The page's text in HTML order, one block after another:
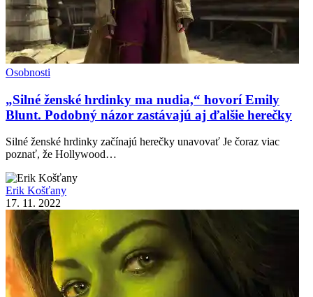
Osobnosti
„Silné ženské hrdinky ma nudia,“ hovorí Emily
Blunt. Podobný názor zastávajú aj ďalšie herečky
Silné ženské hrdinky začínajú herečky unavovať Je čoraz viac
poznať, že Hollywood…
Erik Košťany
17. 11. 2022